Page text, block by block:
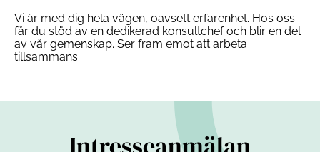
Vi är med dig hela vägen, oavsett erfarenhet. Hos oss
får du stöd av en dedikerad konsultchef och blir en del
av vår gemenskap. Ser fram emot att arbeta
tillsammans.